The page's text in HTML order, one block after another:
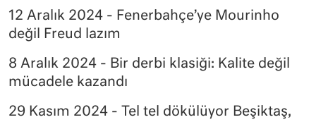
12 Aralık 2024 - Fenerbahçe’ye Mourinho
değil Freud lazım
8 Aralık 2024 - Bir derbi klasiği: Kalite değil
mücadele kazandı
29 Kasım 2024 - Tel tel dökülüyor Beşiktaş,